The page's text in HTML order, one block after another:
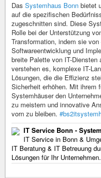
Das Systemhaus Bonn bietet
auf die spezifischen
zugeschnitten sind. Diese
Rolle bei der Unterstützung
Transformation, indem sie
Softwareentwicklung und
breite Palette von IT-
verstehen es, komplexe IT-
Lösungen, die die Effizienz
Sicherheit erhöhen. Mit ihrem
Systemhäuser den
zu meistern und innovative
vorn zu bleiben.
IT Service Bonn -
IT Service in Bonn &
IT Beratung & IT Betreuung
Lösungen für Ihr Unternehmen.